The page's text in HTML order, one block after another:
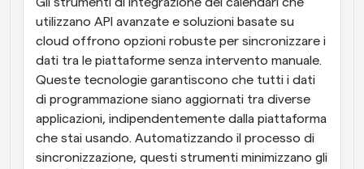
utilizzano API avanzate e soluzioni basate su
cloud offrono opzioni robuste per sincronizzare i
dati tra le piattaforme senza intervento manuale.
Queste tecnologie garantiscono che tutti i dati
di programmazione siano aggiornati tra diverse
applicazioni, indipendentemente dalla piattaforma
che stai usando. Automatizzando il processo di
sincronizzazione, questi strumenti minimizzano gli